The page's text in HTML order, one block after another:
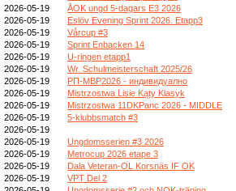
2026-05-19
ÅOK ungd 5-dagars E3 2026
2026-05-19
Eslöv Evening Sprint 2026. Etapp3
2026-05-19
Vårcup #3
2026-05-19
Sprint Enbacken 14
2026-05-19
U-ringen etapp1
2026-05-19
Wr. Schulmeisterschaft 2025/26
2026-05-19
РП-МВР2026 - индивидуално
2026-05-19
Mistrzostwa Lisie Kąty Klasyk
2026-05-19
Mistrzostwa 11DKPanc 2026 - MIDDLE
2026-05-19
5-klubbsmatch #3
2026-05-19
2026-05-19
Ungdomsserien #3 2026
2026-05-19
Metrocup 2026 etape 3
2026-05-19
Dala Veteran-OL Korsnäs IF OK
2026-05-19
VPT Del 2